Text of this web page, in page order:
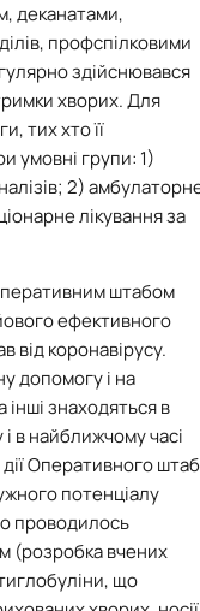
деканатами,
профспілковими
здійснювався
хворих. Для
тих хто її
умовні групи: 1)
2)
лікування за
штабом
ефективного
від коронавірусу.
допомогу і на
інші знаходяться в
в найближчому часі
Оперативного
потенціалу
проводилось
(розробка вчених
що